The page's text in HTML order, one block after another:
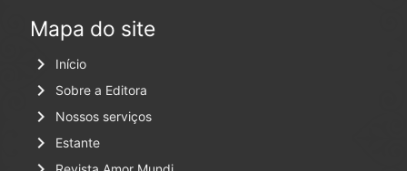
Mapa do site
keyboard_arrow_right Início
keyboard_arrow_right Sobre a Editora
keyboard_arrow_right Nossos serviços
keyboard_arrow_right Estante